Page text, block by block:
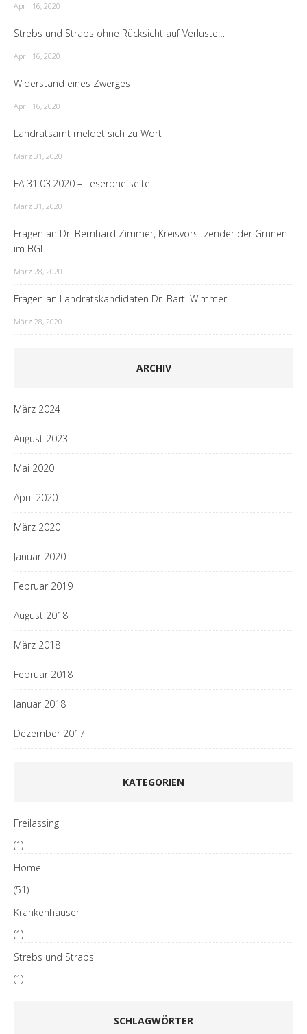
April 16, 2020
Strebs und Strabs ohne Rücksicht auf Verluste…
April 16, 2020
Widerstand eines Zwerges
April 16, 2020
Landratsamt meldet sich zu Wort
März 31, 2020
FA 31.03.2020 – Leserbriefseite
März 31, 2020
Fragen an Dr. Bernhard Zimmer, Kreisvorsitzender der Grünen
im BGL
März 28, 2020
Fragen an Landratskandidaten Dr. Bartl Wimmer
März 28, 2020
ARCHIV
März 2024
August 2023
Mai 2020
April 2020
März 2020
Januar 2020
Februar 2019
August 2018
März 2018
Februar 2018
Januar 2018
Dezember 2017
KATEGORIEN
Freilassing
(1)
Home
(51)
Krankenhäuser
(1)
Strebs und Strabs
(1)
SCHLAGWÖRTER